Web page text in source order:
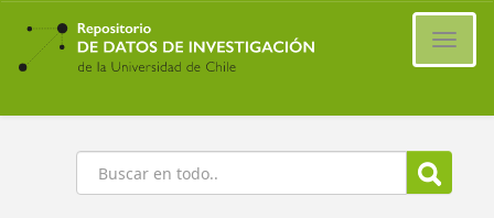
Ir
contenido
principal
Buscar